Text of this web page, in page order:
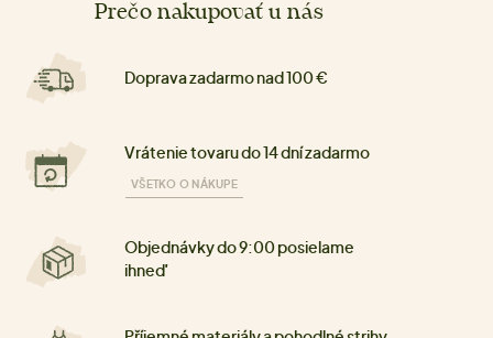
Prečo nakupovať u nás
Doprava zadarmo nad 100 €
Vrátenie tovaru do 14 dní zadarmo
VŠETKO O NÁKUPE
Objednávky do 9:00 posielame
ihneď